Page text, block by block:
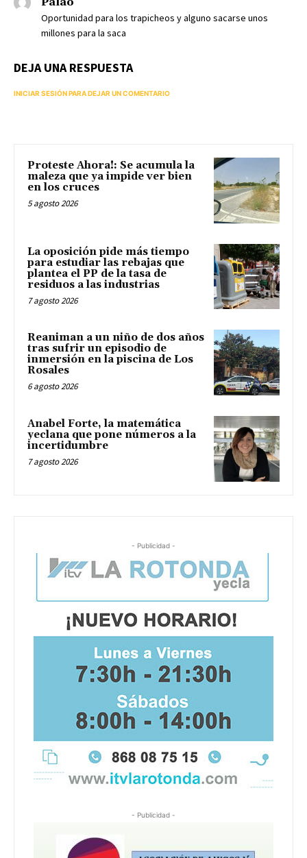
Oportunidad para los trapicheos y alguno sacarse unos
millones para la saca
DEJA UNA RESPUESTA
INICIAR SESIÓN PARA DEJAR UN COMENTARIO
Proteste Ahora!: Se acumula la
maleza que ya impide ver bien
en los cruces
5 agosto 2026
La oposición pide más tiempo
para estudiar las rebajas que
plantea el PP de la tasa de
residuos a las industrias
7 agosto 2026
Reaniman a un niño de dos años
tras sufrir un episodio de
inmersión en la piscina de Los
Rosales
6 agosto 2026
Anabel Forte, la matemática
yeclana que pone números a la
incertidumbre
7 agosto 2026
- Publicidad -
- Publicidad -